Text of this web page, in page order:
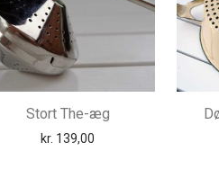
Stort The-æg
kr. 139,00